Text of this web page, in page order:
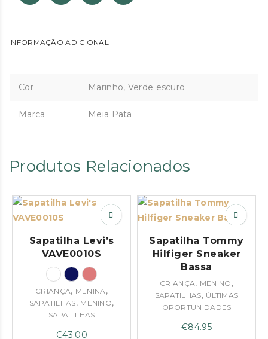
INFORMAÇÃO ADICIONAL
Cor Marinho, Verde escuro
Marca Meia Pata
Produtos Relacionados
Sapatilha Levi’s
VAVE0010S
CRIANÇA, MENINA,
SAPATILHAS, MENINO,
SAPATILHAS
€43.00
Sapatilha Tommy
Hilfiger Sneaker
Bassa
CRIANÇA, MENINO ,
SAPATILHAS, ÚLTIMAS
OPORTUNIDADES
€84.95